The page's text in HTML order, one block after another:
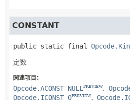
CONSTANT
public static final
定数
関連項目:
Opcode.ACONST_NULLPREVIEW
Opcode.ICONST_0PREVIEW